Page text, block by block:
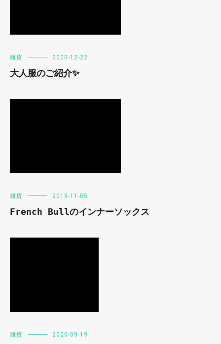
雑貨 2020-12-22
大人服のご紹介✨
雑貨 2019-11-05
French Bullのインナーソックス
雑貨 2020-09-19